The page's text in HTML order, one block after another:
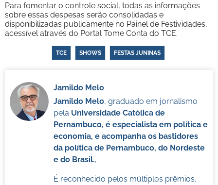
Para fomentar o controle social, todas as informações
sobre essas despesas serão consolidadas e
disponibilizadas publicamente no Painel de Festividades,
acessível através do Portal Tome Conta do TCE.
TCE SHOWS FESTAS JUNINAS
Jamildo Melo
Jamildo Melo, graduado em jornalismo
pela Universidade Católica de
Pernambuco, é especialista em política e
economia, e acompanha os bastidores
da política de Pernambuco, do Nordeste
e do Brasil.,
É reconhecido pelos múltiplos prêmios,